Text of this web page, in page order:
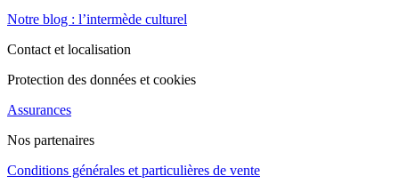
Notre blog : l’intermède culturel
Contact et localisation
Protection des données et cookies
Assurances
Nos partenaires
Conditions générales et particulières de vente